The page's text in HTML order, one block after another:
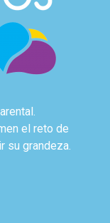
el reto de
su grandeza.